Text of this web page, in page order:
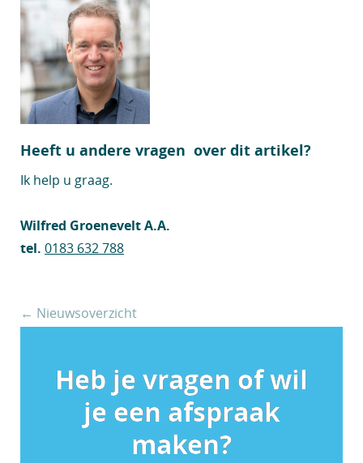
Heeft u andere vragen over dit artikel?
Ik help u graag.
Wilfred Groenevelt A.A.
tel. 0183 632 788
← Nieuwsoverzicht
Heb je vragen of wil
je een afspraak
maken?